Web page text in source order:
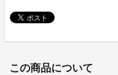
この商品について